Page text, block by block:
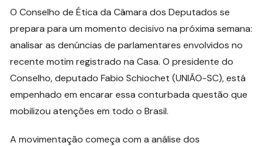
O Conselho de Ética da Câmara dos Deputados se
prepara para um momento decisivo na próxima semana:
analisar as denúncias de parlamentares envolvidos no
recente motim registrado na Casa. O presidente do
Conselho, deputado Fabio Schiochet (UNIÃO-SC), está
empenhado em encarar essa conturbada questão que
mobilizou atenções em todo o Brasil.
A movimentação começa com a análise dos